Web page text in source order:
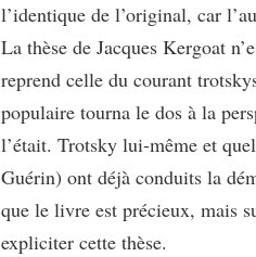
l’identique de l’original, car
La thèse de Jacques Kergoat
reprend celle du courant
populaire tourna le dos à la
l’était. Trotsky lui-même et
Guérin) ont déjà conduits la
que le livre est précieux, mais
expliciter cette thèse.